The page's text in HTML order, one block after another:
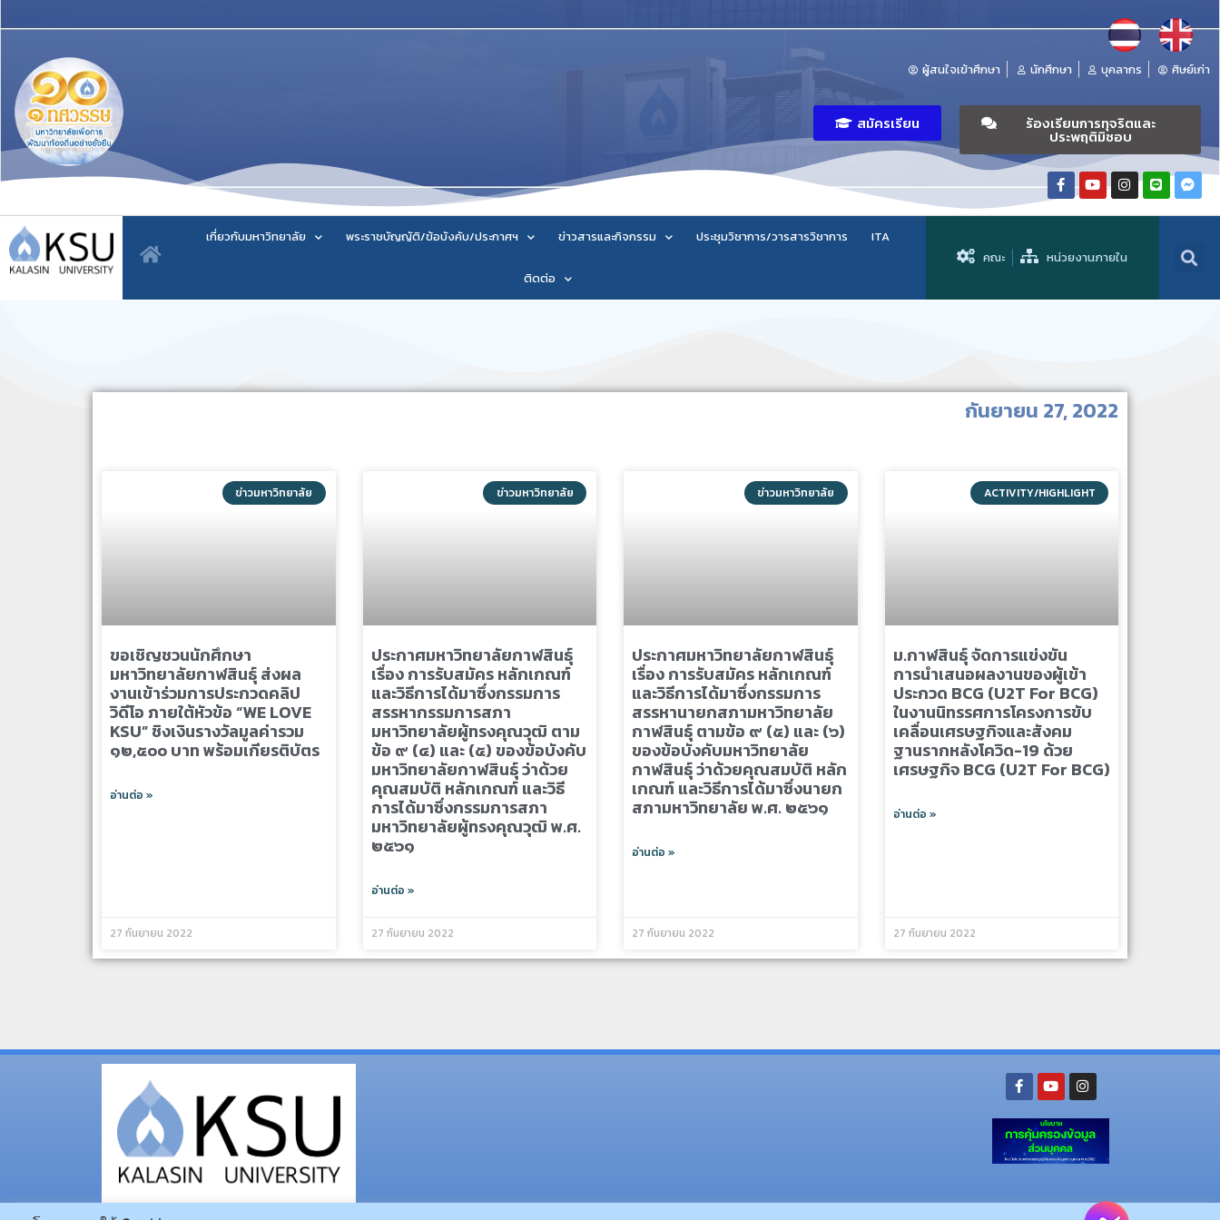
ผู้สนใจเข้าศึกษา นักศึกษา บุคลากร ศิษย์เก่า
สมัครเรียน ร้องเรียนการทุจริตและ
ประพฤติมิชอบ
เกี่ยวกับมหาวิทยาลัย พระราชบัญญัติ/ข้อบังคับ/ประกาศฯ ข่าวสารและกิจกรรม ประชุมวิชาการ/วารสารวิชาการ ITA
ติดต่อ
คณะ หน่วยงานภายใน
กันยายน 27, 2022
ข่าวมหาวิทยาลัย
ขอเชิญชวนนักศึกษา
มหาวิทยาลัยกาฬสินธุ์ ส่งผล
งานเข้าร่วมการประกวดคลิป
วิดีโอ ภายใต้หัวข้อ “WE LOVE
KSU” ชิงเงินรางวัลมูลค่ารวม
๑๒,๕๐๐ บาท พร้อมเกียรติบัตร
อ่านต่อ »
27 กันยายน 2022
ข่าวมหาวิทยาลัย
ประกาศมหาวิทยาลัยกาฬสินธุ์
เรื่อง การรับสมัคร หลักเกณฑ์
และวิธีการได้มาซึ่งกรรมการ
สรรหากรรมการสภา
มหาวิทยาลัยผู้ทรงคุณวุฒิ ตาม
ข้อ ๙ (๔) และ (๕) ของข้อบังคับ
มหาวิทยาลัยกาฬสินธุ์ ว่าด้วย
คุณสมบัติ หลักเกณฑ์ และวิธี
การได้มาซึ่งกรรมการสภา
มหาวิทยาลัยผู้ทรงคุณวุฒิ พ.ศ.
๒๕๖๑
อ่านต่อ »
27 กันยายน 2022
ข่าวมหาวิทยาลัย
ประกาศมหาวิทยาลัยกาฬสินธุ์
เรื่อง การรับสมัคร หลักเกณฑ์
และวิธีการได้มาซึ่งกรรมการ
สรรหานายกสภามหาวิทยาลัย
กาฬสินธุ์ ตามข้อ ๙ (๕) และ (๖)
ของข้อบังคับมหาวิทยาลัย
กาฬสินธุ์ ว่าด้วยคุณสมบัติ หลัก
เกณฑ์ และวิธีการได้มาซึ่งนายก
สภามหาวิทยาลัย พ.ศ. ๒๕๖๑
อ่านต่อ »
27 กันยายน 2022
ACTIVITY/HIGHLIGHT
ม.กาฬสินธุ์ จัดการแข่งขัน
การนำเสนอผลงานของผู้เข้า
ประกวด BCG (U2T For BCG)
ในงานนิทรรศการโครงการขับ
เคลื่อนเศรษฐกิจและสังคม
ฐานรากหลังโควิด-19 ด้วย
เศรษฐกิจ BCG (U2T For BCG)
อ่านต่อ »
27 กันยายน 2022